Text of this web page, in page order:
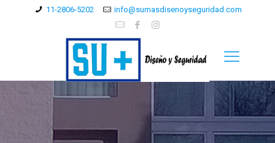
11-2806-5202 info@sumasdisenoyseguridad.com